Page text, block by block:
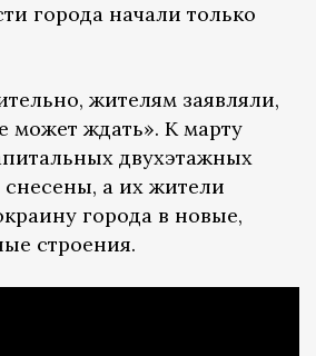
города начали только
жителям заявляли,
может ждать». К марту
двухэтажных
а их жители
города в новые,
строения.